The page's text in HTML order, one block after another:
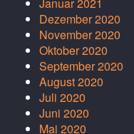
Januar 2021
Dezember 2020
November 2020
Oktober 2020
September 2020
August 2020
Juli 2020
Juni 2020
Mai 2020